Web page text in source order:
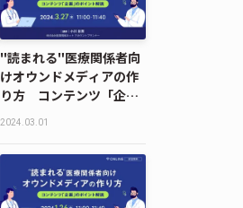
"読まれる"医療関係者向
けオウンドメディアの作
り方 コンテンツ「企
画」のポイント解説
2024.03.01